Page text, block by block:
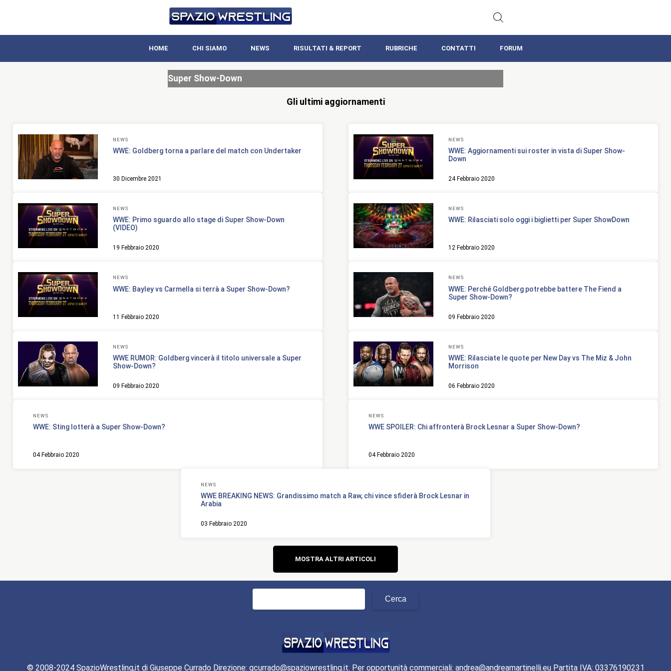
HOME CHI SIAMO NEWS RISULTATI & REPORT RUBRICHE CONTATTI FORUM
Super Show-Down
Gli ultimi aggiornamenti
NEWS
WWE: Goldberg torna a parlare del match con Undertaker
30 Dicembre 2021
NEWS
WWE: Aggiornamenti sui roster in vista di Super Show-
Down
24 Febbraio 2020
NEWS
WWE: Primo sguardo allo stage di Super Show-Down
(VIDEO)
19 Febbraio 2020
NEWS
WWE: Rilasciati solo oggi i biglietti per Super ShowDown
12 Febbraio 2020
NEWS
WWE: Bayley vs Carmella si terrà a Super Show-Down?
11 Febbraio 2020
NEWS
WWE: Perché Goldberg potrebbe battere The Fiend a
Super Show-Down?
09 Febbraio 2020
NEWS
WWE RUMOR: Goldberg vincerà il titolo universale a Super
Show-Down?
09 Febbraio 2020
NEWS
WWE: Rilasciate le quote per New Day vs The Miz & John
Morrison
06 Febbraio 2020
NEWS
WWE: Sting lotterà a Super Show-Down?
04 Febbraio 2020
NEWS
WWE SPOILER: Chi affronterà Brock Lesnar a Super Show-Down?
04 Febbraio 2020
NEWS
WWE BREAKING NEWS: Grandissimo match a Raw, chi vince sfiderà Brock Lesnar in
Arabia
03 Febbraio 2020
Navigazione
articoli
MOSTRA ALTRI ARTICOLI
Ricerca
© 2008-2024 SpazioWrestling,it di Giuseppe Currado Direzione: gcurrado@spaziowrestling.it. Per opportunità commerciali: andrea@andreamartinelli.eu Partita IVA: 03376190231